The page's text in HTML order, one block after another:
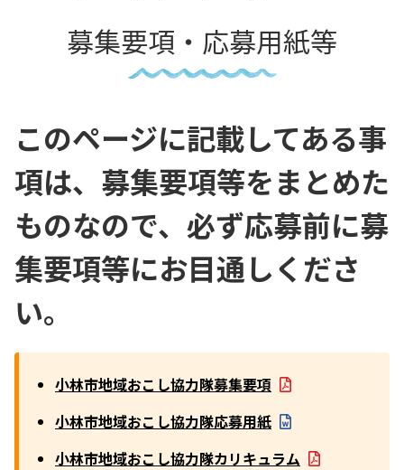
募集要項・応募用紙等
このページに記載してある事
項は、募集要項等をまとめた
ものなので、必ず応募前に募
集要項等にお目通しくださ
い。
小林市地域おこし協力隊募集要項
小林市地域おこし協力隊応募用紙
小林市地域おこし協力隊カリキュラム